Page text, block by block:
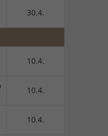
30.4.
10.4.
10.4.
10.4.